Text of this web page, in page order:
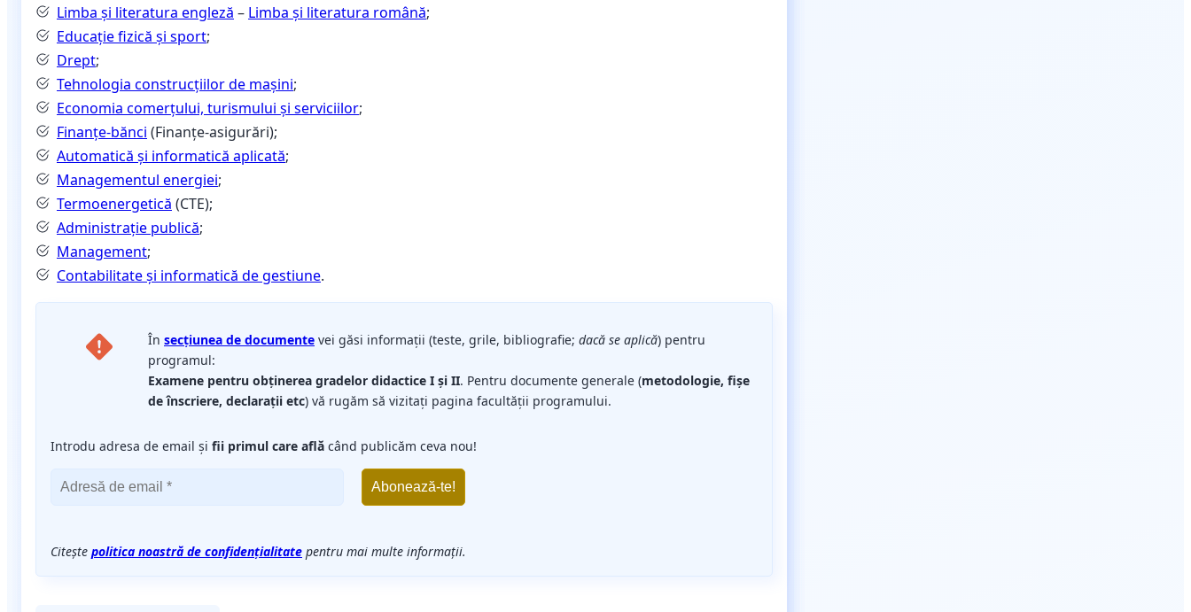
Limba și literatura engleză – Limba și literatura română;
Educație fizică și sport;
Drept;
Tehnologia construcțiilor de mașini;
Economia comerțului, turismului și serviciilor;
Finanțe-bănci (Finanțe-asigurări);
Automatică și informatică aplicată;
Managementul energiei;
Termoenergetică (CTE);
Administrație publică;
Management;
Contabilitate și informatică de gestiune.
În secțiunea de documente vei găsi informații (teste, grile, bibliografie; dacă se aplică) pentru
programul:
Examene pentru obținerea gradelor didactice I și II. Pentru documente generale (metodologie, fișe
de înscriere, declarații etc) vă rugăm să vizitați pagina facultății programului.
Introdu adresa de email și fii primul care află când publicăm ceva nou!
Citește politica noastră de confidențialitate pentru mai multe informații.